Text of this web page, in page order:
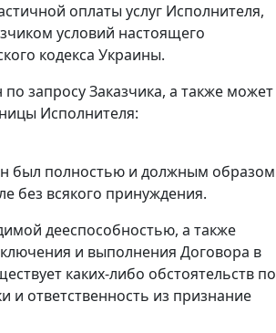
оплаты услуг Исполнителя,
условий настоящего
кодекса Украины.
запросу Заказчика, а также может
Исполнителя:
был полностью и должным образом
без всякого принуждения.
дееспособностью, а также
и выполнения Договора в
каких-либо обстоятельств по
ответственность из признание